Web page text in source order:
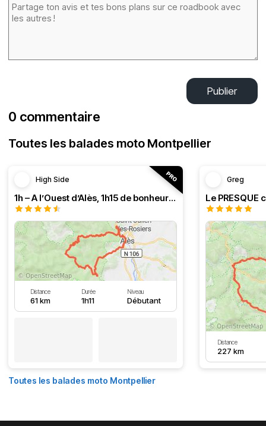
Publier
0 commentaire
Toutes les balades moto Montpellier
High Side
1h – A l’Ouest d’Alès, 1h15 de bonheur (HSRF23)
Distance
61 km
Durée
1h11
Niveau
Débutant
Greg
Distance
227 km
Toutes les balades moto Montpellier